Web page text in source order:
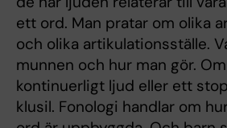
ett ord. Man pratar om olika
och olika artikulationsställe.
munnen och hur man gör.
kontinuerligt ljud eller ett
klusil. Fonologi handlar om